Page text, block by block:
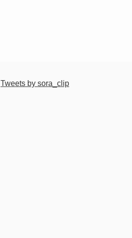
Tweets by sora_clip